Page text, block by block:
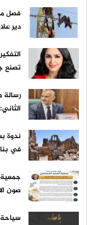
فصل
دير
تصنع
رسالة
ندوة
في
صون
سياحة